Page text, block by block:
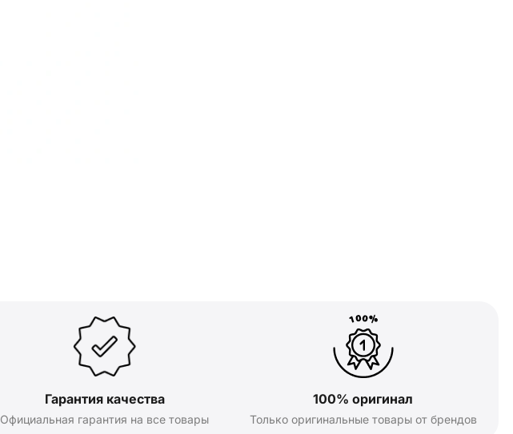
Гарантия качества
Официальная гарантия на все товары
100% оригинал
Только оригинальные товары от брендов